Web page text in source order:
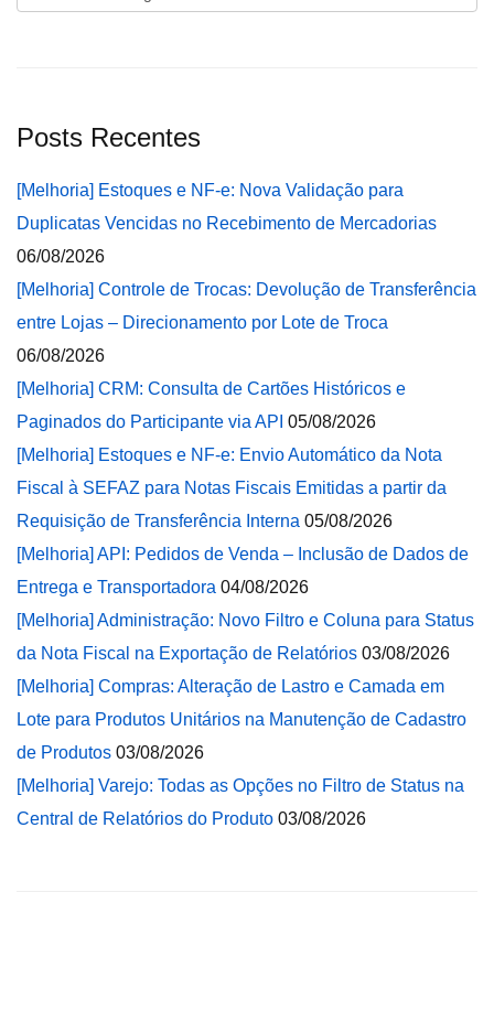
Posts Recentes
[Melhoria] Estoques e NF-e: Nova Validação para
Duplicatas Vencidas no Recebimento de Mercadorias
06/08/2026
[Melhoria] Controle de Trocas: Devolução de Transferência
entre Lojas – Direcionamento por Lote de Troca
06/08/2026
[Melhoria] CRM: Consulta de Cartões Históricos e
Paginados do Participante via API 05/08/2026
[Melhoria] Estoques e NF-e: Envio Automático da Nota
Fiscal à SEFAZ para Notas Fiscais Emitidas a partir da
Requisição de Transferência Interna 05/08/2026
[Melhoria] API: Pedidos de Venda – Inclusão de Dados de
Entrega e Transportadora 04/08/2026
[Melhoria] Administração: Novo Filtro e Coluna para Status
da Nota Fiscal na Exportação de Relatórios 03/08/2026
[Melhoria] Compras: Alteração de Lastro e Camada em
Lote para Produtos Unitários na Manutenção de Cadastro
de Produtos 03/08/2026
[Melhoria] Varejo: Todas as Opções no Filtro de Status na
Central de Relatórios do Produto 03/08/2026